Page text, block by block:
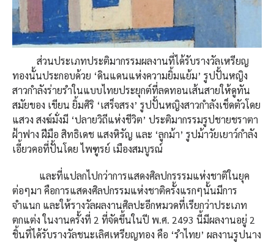
ส่วนประเภทประติมากรรมผลงานที่ได้รับรางวัลเหรียญ
ทองนั้นประกอบด้วย ‘ดินแดนแห่งความยิ้มแย้ม’ รูปปั้นหญิง
สาวกำลังร่ายรำในแบบไทยประยุกต์ที่ลดทอนเส้นสายให้ดูทัน
สมัยของ เขียน ยิ้มศิริ ‘เสร็จสรง’ รูปปั้นหญิงสาวกำลังเช็ดตัวโดย
แสวง สงฆ์มั่งมี ‘ปลายวิถีแห่งชีวิต’ ประติมากรรมรูปชายชราตา
ฝ้าฟาง ฝีมือ สิทธิเดช แสงหิรัญ และ ‘ลูกม้า’ รูปม้าวัยเยาว์กำลัง
เอี้ยวคอที่ปั้นโดย ไพฑูรย์ เมืองสมบูรณ์
และที่แปลกไปกว่าการแสดงศิลปกรรรมแห่งชาติในยุค
ต่อๆมา คือการแสดงศิลปกรรมแห่งชาติครั้งแรกๆนั้นมีการ
จำแนก และให้รางวัลผลงานศิลปะอีกหมวดที่เรียกว่าประเภท
ตกแต่ง ในงานครั้งที่ 2 ที่จัดขึ้นในปี พ.ศ. 2493 นี้มีผลงานอยู่ 2
ชิ้นที่ได้รับรางวัลชนะเลิศเหรียญทอง คือ ‘รำไทย’ ผลงานรูปนาง